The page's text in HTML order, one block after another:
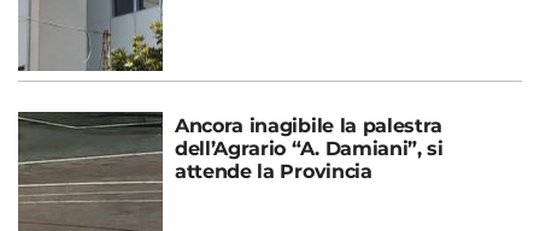
Ancora inagibile la palestra
dell’Agrario “A. Damiani”, si
attende la Provincia